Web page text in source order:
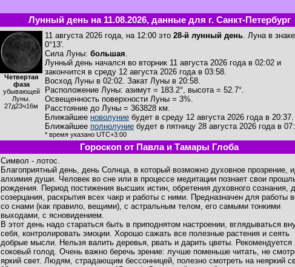
Лунный день на 11.08.2026, данные для г. Санкт-Петербург
Четвертая
фаза
убывающей
Луны.
27д23ч16м
11 августа 2026 года, на 12:00 это 28-й лунный день. Луна в знаке
0°13'.
Сила Луны: большая.
Лунный день начался во вторник 11 августа 2026 года в 02:02 и
закончится в среду 12 августа 2026 года в 03:58.
Восход Луны в 02:02. Закат Луны в 20:58.
Расположение Луны: азимут = 183.2°, высота = 52.7°.
Освещенность поверхности Луны = 3%.
Расстояние до Луны = 363828 км.
Ближайшее новолуние будет в среду 12 августа 2026 года в 20:37.
Ближайшее полнолуние будет в пятницу 28 августа 2026 года в
* время указано UTC+3:00
Гороскоп от Павла и Тамары Глоба
Символ - лотос.
Благоприятный день, день Солнца, в который возможно духовное прозрение,
алхимия души. Человек во сне или в процессе медитации познает свои
рождения. Период постижения высших истин, обретения духовного сознания,
созерцания, раскрытия всех чакр и работы с ними. Предназначен для работы
со снами (как правило, вещими), с астральным телом, его самыми тонкими
выходами, с ясновидением.
В этот день надо стараться быть в приподнятом настроении, вглядываться
себя, контролировать эмоции. Хорошо сажать все полезные растения и сеять
добрые мысли. Нельзя валить деревья, рвать и дарить цветы. Рекомендуется
соковый голод. Очень важно беречь зрение: лучше поменьше читать, не
яркий свет. Людям, страдающим бессонницей, полезно смотреть на неяркий